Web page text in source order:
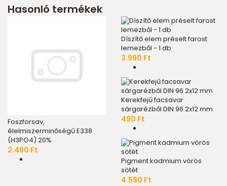
Hasonló termékek
Foszforsav,
élelmiszerminőségű E338
(H3PO4) 20%
2.490 Ft
Díszítő elem préselt farost
lemezből - 1 db
3.990 Ft
Kerekfejű facsavar
sárgarézből DIN 96 2x12 mm
490 Ft
Pigment kadmium vörös
sötét
4.590 Ft